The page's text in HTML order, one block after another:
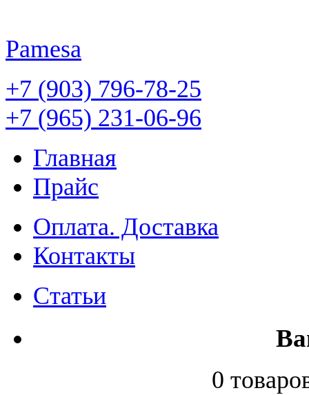
Pamesa
+7 (903) 796-78-25
+7 (965) 231-06-96
Главная
Прайс
Оплата. Доставка
Контакты
Статьи
0